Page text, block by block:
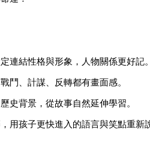
連結性格與形象，人物關係更好記。
鬥、計謀、反轉都有畫面感。
史背景，從故事自然延伸學習。
孩子更快進入的語言與笑點重新